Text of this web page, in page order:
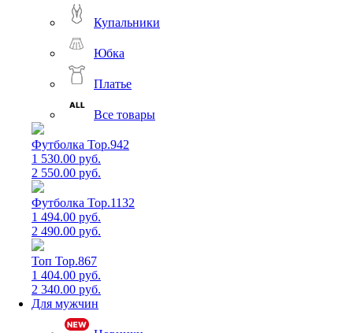
Купальники
Юбка
Платье
Все товары
Футболка Top.942
1 530.00 руб.
2 550.00 руб.
Футболка Top.1132
1 494.00 руб.
2 490.00 руб.
Топ Top.867
1 404.00 руб.
2 340.00 руб.
Для мужчин